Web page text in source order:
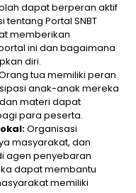
dapat berperan aktif
Portal SNBT
memberikan
ini dan bagaimana
diri.
tua memiliki peran
anak-anak mereka
materi dapat
para peserta.
Organisasi
masyarakat, dan
agen penyebaran
dapat membantu
memiliki